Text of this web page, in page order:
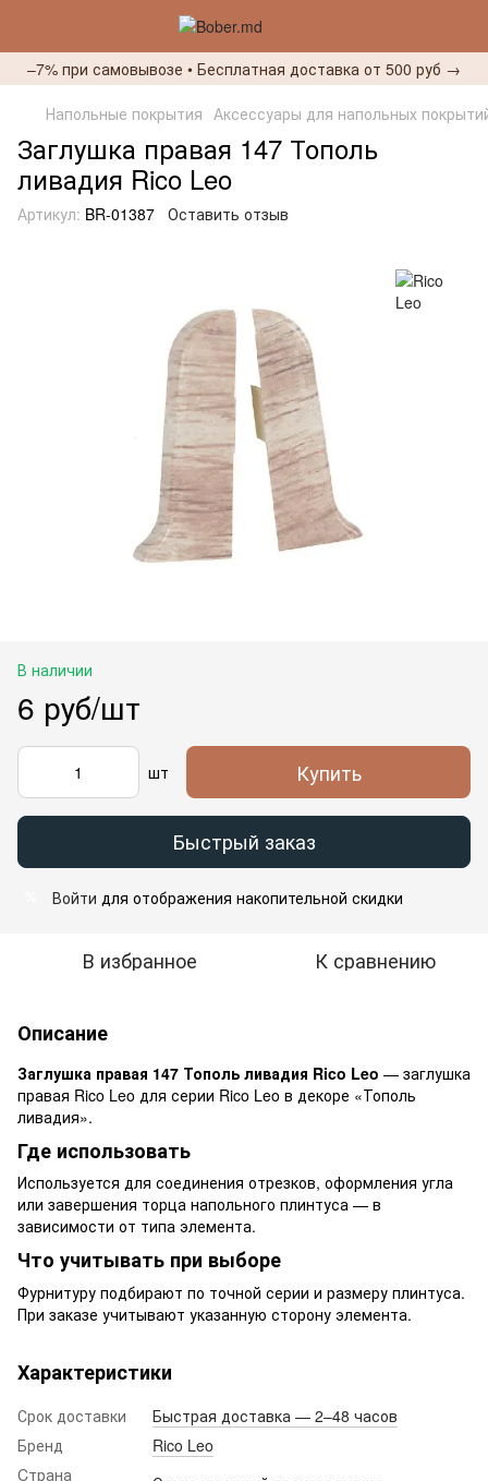
–7% при самовывозе • Бесплатная доставка от 500 руб →
Напольные покрытия Аксессуары для напольных
Заглушка правая 147 Тополь
ливадия Rico Leo
Артикул: BR-01387 Оставить отзыв
В наличии
6 руб/шт
шт Купить
Быстрый заказ
Войти для отображения накопительной скидки
В избранное К сравнению
Описание
Заглушка правая 147 Тополь ливадия Rico Leo — заглушка
правая Rico Leo для серии Rico Leo в декоре «Тополь
ливадия».
Где использовать
Используется для соединения отрезков, оформления угла
или завершения торца напольного плинтуса — в
зависимости от типа элемента.
Что учитывать при выборе
Фурнитуру подбирают по точной серии и размеру плинтуса.
При заказе учитывают указанную сторону элемента.
Характеристики
Срок доставки
Быстрая доставка — 2–48 часов
Бренд
Rico Leo
Cтрана